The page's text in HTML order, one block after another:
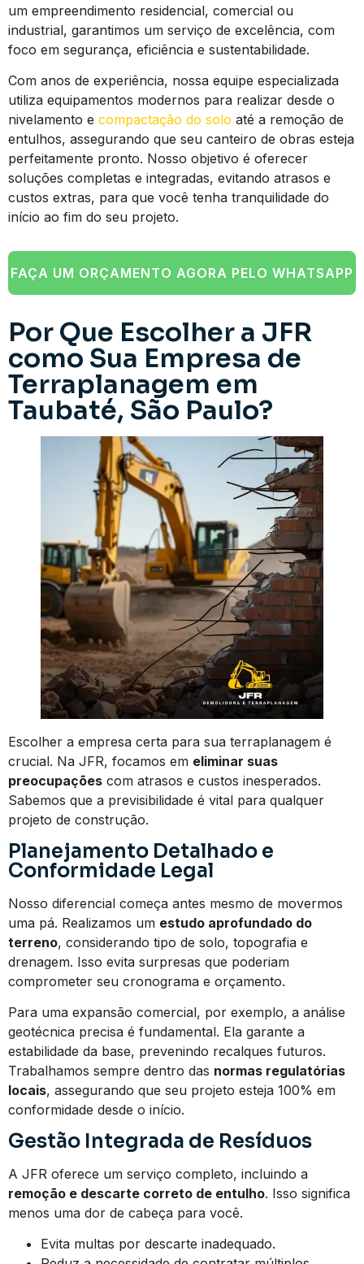
um empreendimento residencial, comercial ou
industrial, garantimos um serviço de excelência, com
foco em segurança, eficiência e sustentabilidade.
Com anos de experiência, nossa equipe especializada
utiliza equipamentos modernos para realizar desde o
nivelamento e compactação do solo até a remoção de
entulhos, assegurando que seu canteiro de obras esteja
perfeitamente pronto. Nosso objetivo é oferecer
soluções completas e integradas, evitando atrasos e
custos extras, para que você tenha tranquilidade do
início ao fim do seu projeto.
FAÇA UM ORÇAMENTO AGORA PELO WHATSAPP
Por Que Escolher a JFR
como Sua Empresa de
Terraplanagem em
Taubaté, São Paulo?
Escolher a empresa certa para sua terraplanagem é
crucial. Na JFR, focamos em eliminar suas
preocupações com atrasos e custos inesperados.
Sabemos que a previsibilidade é vital para qualquer
projeto de construção.
Planejamento Detalhado e
Conformidade Legal
Nosso diferencial começa antes mesmo de movermos
uma pá. Realizamos um estudo aprofundado do
terreno, considerando tipo de solo, topografia e
drenagem. Isso evita surpresas que poderiam
comprometer seu cronograma e orçamento.
Para uma expansão comercial, por exemplo, a análise
geotécnica precisa é fundamental. Ela garante a
estabilidade da base, prevenindo recalques futuros.
Trabalhamos sempre dentro das normas regulatórias
locais, assegurando que seu projeto esteja 100% em
conformidade desde o início.
Gestão Integrada de Resíduos
A JFR oferece um serviço completo, incluindo a
remoção e descarte correto de entulho. Isso significa
menos uma dor de cabeça para você.
Evita multas por descarte inadequado.